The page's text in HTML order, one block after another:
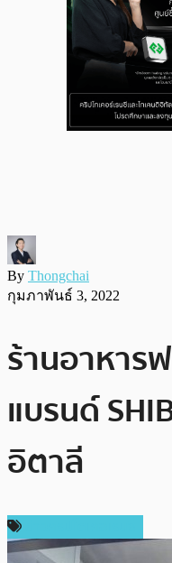
By Thongchai
กุมภาพันธ์ 3, 2022
ร้านอาหา
แบรนด์
อิตาลี